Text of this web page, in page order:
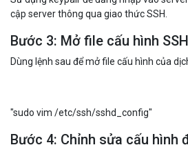
keypair, bạn thực hiện theo các bước sau:
Bước 1: Đảm bảo server của
được bằng keypair
Trước khi chặn truy cập bằng mật khẩu,
Sử dụng keypair để đăng nhập vào